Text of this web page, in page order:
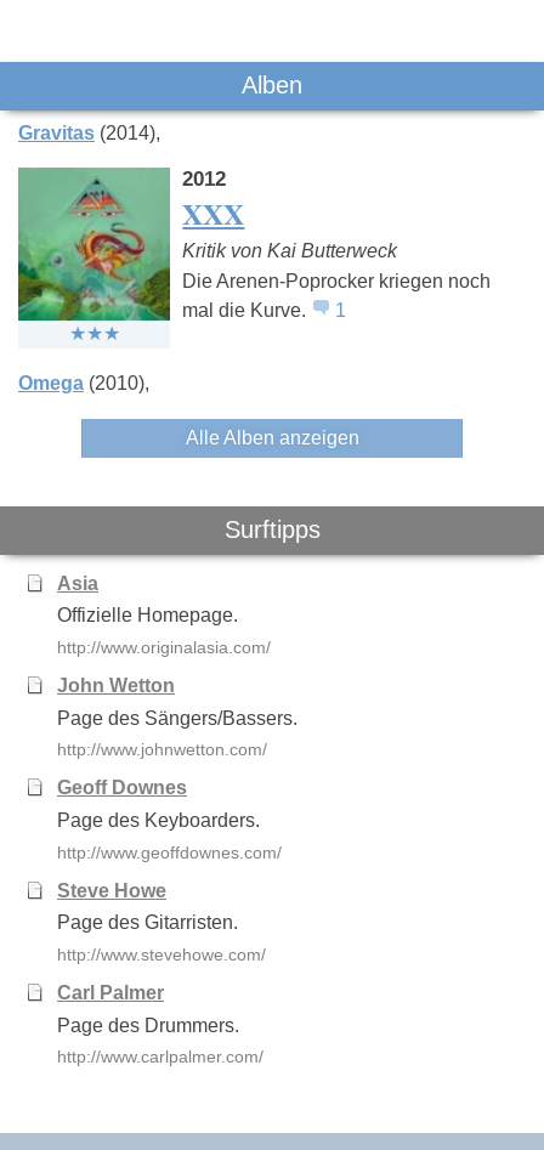
Alben
Gravitas (2014)
2012
XXX
Kritik von Kai Butterweck
Die Arenen-Poprocker kriegen noch
mal die Kurve.
1
Omega (2010)
Alle Alben anzeigen
Surftipps
Asia
Offizielle Homepage.
http://www.originalasia.com/
John Wetton
Page des Sängers/Bassers.
http://www.johnwetton.com/
Geoff Downes
Page des Keyboarders.
http://www.geoffdownes.com/
Steve Howe
Page des Gitarristen.
http://www.stevehowe.com/
Carl Palmer
Page des Drummers.
http://www.carlpalmer.com/